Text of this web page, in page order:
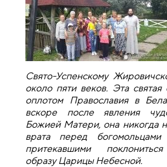
Свято-Успенскому
около пяти веков. Эта святая
оплотом Православия в
вскоре после явления
Божией Матери, она никогда
врата перед
притекавшими
образу Царицы Небесной.